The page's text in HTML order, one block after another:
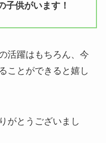
子供がいます！
活躍はもちろん、今
ことができると嬉し
がとうございまし